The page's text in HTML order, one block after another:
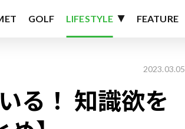
GOLF LIFESTYLE FEATURE
2023.03.05
る！ 知識欲を